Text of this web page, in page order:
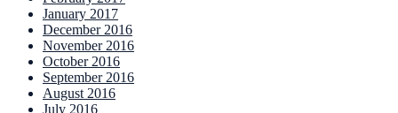
January 2017
December 2016
November 2016
October 2016
September 2016
August 2016
July 2016